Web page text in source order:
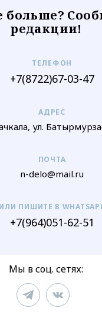
больше?
редакции!
ТЕЛЕФОН
+7(8722)67-03-47
АДРЕС
ул.
ПОЧТА
n-delo@mail.ru
ИЛИ ПИШИТЕ В
+7(964)051-62-51
Мы в соц. сетях: